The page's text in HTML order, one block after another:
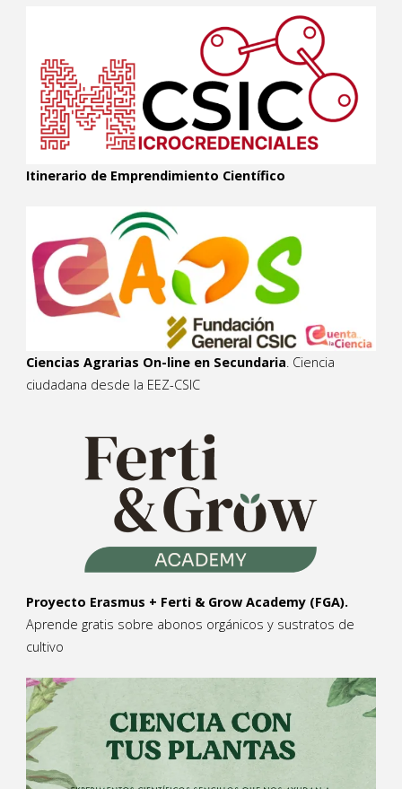
Itinerario de Emprendimiento Científico
Ciencias Agrarias On-line en Secundaria. Ciencia
ciudadana desde la EEZ-CSIC
Proyecto Erasmus + Ferti & Grow Academy (FGA).
Aprende gratis sobre abonos orgánicos y sustratos de
cultivo